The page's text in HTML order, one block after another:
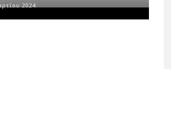
2024